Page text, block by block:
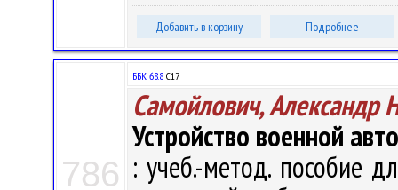
Добавить в корзину Подробнее
786
ББК 68.8 С17
Самойлович, Александр
Устройство военной
: учеб.-метод. пособие